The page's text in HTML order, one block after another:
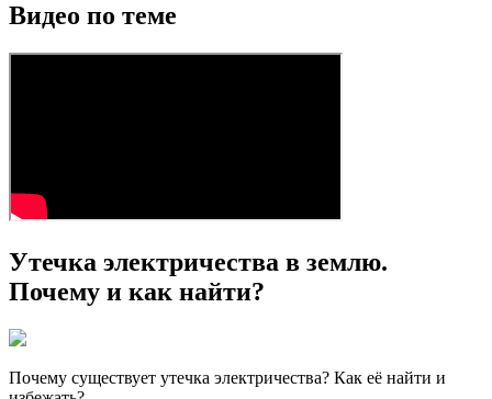
Видео по теме
Утечка электричества в землю.
Почему и как найти?
Почему существует утечка электричества? Как её найти и